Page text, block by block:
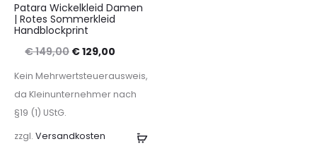
Ausführung
Patara Wickelkleid Damen
| Rotes Sommerkleid
Handblockprint
€149,00 Ursprünglicher
Preis
war:
€129,00
Preis
ist:
Kein Mehrwertsteuerausweis,
da Kleinunternehmer nach
§19 (1) UStG.
zzgl. Versandkosten